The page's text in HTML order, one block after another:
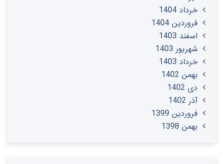
خرداد 1404
فروردین 1404
اسفند 1403
شهریور 1403
خرداد 1403
بهمن 1402
دی 1402
آذر 1402
فروردین 1399
بهمن 1398